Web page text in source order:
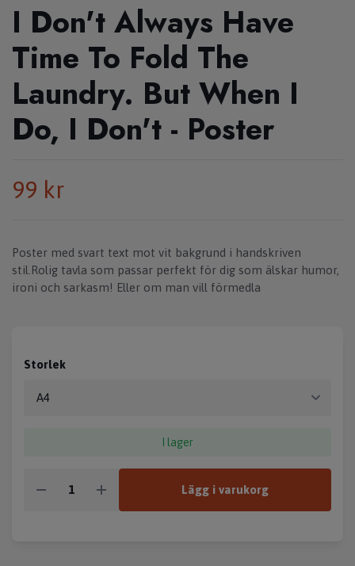
I Don't Always Have
Time To Fold The
Laundry. But When I
Do, I Don't - Poster
99 kr
Poster med svart text mot vit bakgrund i handskriven
stil.Rolig tavla som passar perfekt för dig som älskar humor,
ironi och sarkasm! Eller om man vill förmedla
Storlek
I lager
Lägg i varukorg